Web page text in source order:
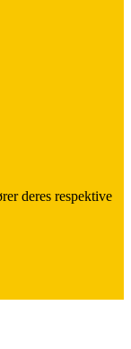
deres respektive